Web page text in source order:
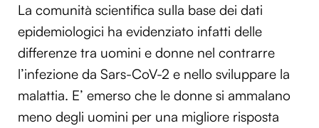
La comunità scientifica sulla base dei dati
epidemiologici ha evidenziato infatti delle
differenze tra uomini e donne nel contrarre
l’infezione da Sars-CoV-2 e nello sviluppare la
malattia. E’ emerso che le donne si ammalano
meno degli uomini per una migliore risposta